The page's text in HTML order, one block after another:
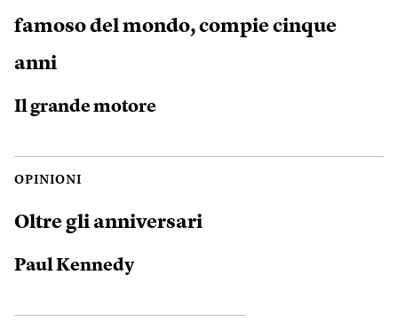
famoso del mondo, compie cinque
anni
Il grande motore
OPINIONI
Oltre gli anniversari
Paul Kennedy